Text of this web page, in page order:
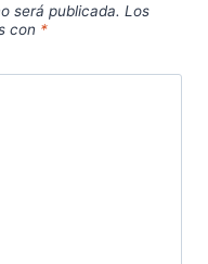
será publicada. Los
con *